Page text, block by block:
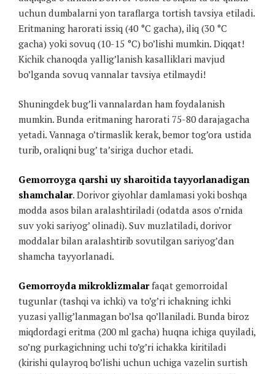
uchun dumbalarni yon taraflarga tortish tavsiya etiladi.
Eritmaning harorati issiq (40 °C gacha), iliq (30 °C
gacha) yoki sovuq (10-15 °C) bo’lishi mumkin. Diqqat!
Kichik chanoqda yallig’lanish kasalliklari mavjud
bo’lganda sovuq vannalar tavsiya etilmaydi!
Shuningdek bug’li vannalardan ham foydalanish
mumkin. Bunda eritmaning harorati 75-80 darajagacha
yetadi. Vannaga o’tirmaslik kerak, bemor tog’ora ustida
turib, oraliqni bug’ ta’siriga duchor etadi.
Gemorroyga qarshi uy sharoitida tayyorlanadigan
shamchalar. Dorivor giyohlar damlamasi yoki boshqa
modda asos bilan aralashtiriladi (odatda asos o’rnida
suv yoki sariyog’ olinadi). Suv muzlatiladi, dorivor
moddalar bilan aralashtirib sovutilgan sariyog’dan
shamcha tayyorlanadi.
Gemorroyda mikroklizmalarfaqat gemorroidal
tugunlar (tashqi va ichki) va to’g’ri ichakning ichki
yuzasi yallig’lanmagan bo’lsa qo’llaniladi. Bunda biroz
miqdordagi eritma (200 ml gacha) huqna ichiga quyiladi,
so’ng purkagichning uchi to’g’ri ichakka kiritiladi
(kirishi qulayroq bo’lishi uchun uchiga vazelin surtish